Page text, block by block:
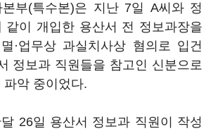
본부(특수본)은 지난 7일 A씨와 정
같이 개입한 용산서 전 정보과장을
멸·업무상 과실치사상 혐의로 입건
정보과 직원들을 참고인 신분으로
파악 중이었다.
26일 용산서 정보과 직원이 작성